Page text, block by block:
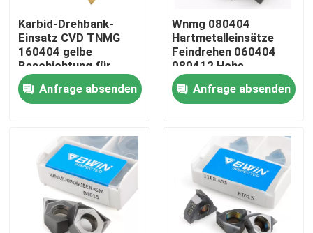
Qualitätskontrolle
Kontaktiere uns
Nachrichten
Fordern Sie ein Angebot an
Wolframhartmetalleinsätze
Karbid-Drehbank-
Einsatz CVD TNMG
160404 gelbe
Beschichtung für
Stahl
Anfrage absenden
Wnmg 080404
Hartmetalleinsätze
Feindrehen 060404
080412 Hohe
Stabilität
Anfrage absenden